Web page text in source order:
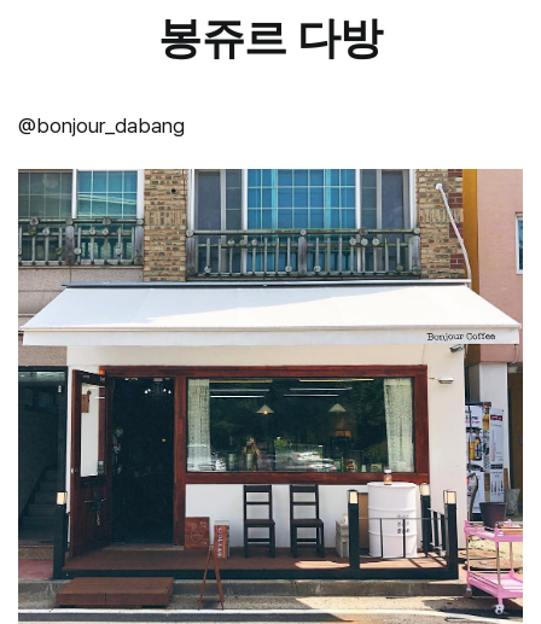
봉쥬르 다방
@bonjour_dabang